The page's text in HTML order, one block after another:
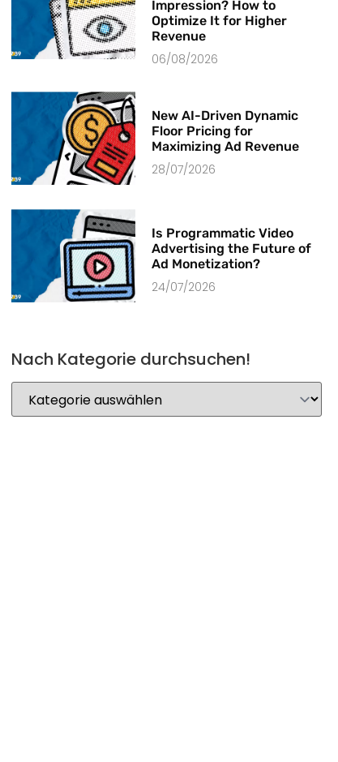
Impression? How to
Optimize It for Higher
Revenue
06/08/2026
New AI-Driven Dynamic
Floor Pricing for
Maximizing Ad Revenue
28/07/2026
Is Programmatic Video
Advertising the Future of
Ad Monetization?
24/07/2026
Nach Kategorie durchsuchen!